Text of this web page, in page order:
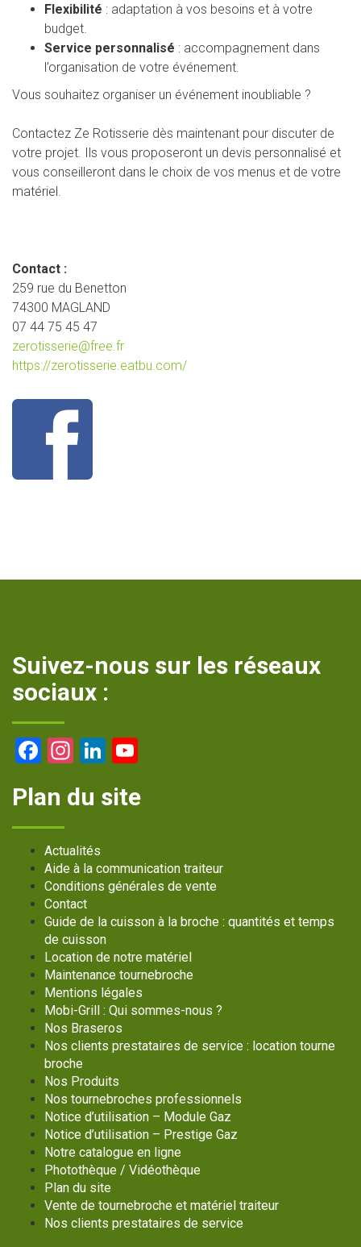
Flexibilité : adaptation à vos besoins et à votre
budget.
Service personnalisé : accompagnement dans
l’organisation de votre événement.
Vous souhaitez organiser un événement inoubliable ?
Contactez Ze Rotisserie dès maintenant pour discuter de
votre projet. Ils vous proposeront un devis personnalisé et
vous conseilleront dans le choix de vos menus et de votre
matériel.
Contact :
259 rue du Benetton
74300 MAGLAND
07 44 75 45 47
zerotisserie@free.fr
https://zerotisserie.eatbu.com/
Suivez-nous sur les réseaux
sociaux :
Facebook
Instagram
LinkedIn
Plan du site
Actualités
Aide à la communication traiteur
Conditions générales de vente
Contact
Guide de la cuisson à la broche : quantités et temps
de cuisson
Location de notre matériel
Maintenance tournebroche
Mentions légales
Mobi-Grill : Qui sommes-nous ?
Nos Braseros
Nos clients prestataires de service : location tourne
broche
Nos Produits
Nos tournebroches professionnels
Notice d’utilisation – Module Gaz
Notice d’utilisation – Prestige Gaz
Notre catalogue en ligne
Photothèque / Vidéothèque
Plan du site
Vente de tournebroche et matériel traiteur
Nos clients prestataires de service